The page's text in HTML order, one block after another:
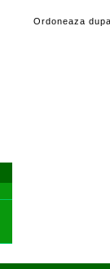
Ordoneaza